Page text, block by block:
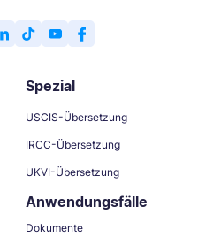
Spezial
USCIS-Übersetzung
IRCC-Übersetzung
UKVI-Übersetzung
Anwendungsfälle
Dokumente